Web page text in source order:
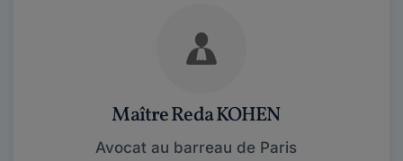
Maître Reda KOHEN
Avocat au barreau de Paris